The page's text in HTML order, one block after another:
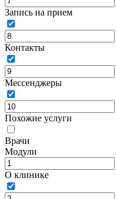
Запись на прием
Контакты
Мессенджеры
Похожие услуги
Врачи
Модули
О клинике